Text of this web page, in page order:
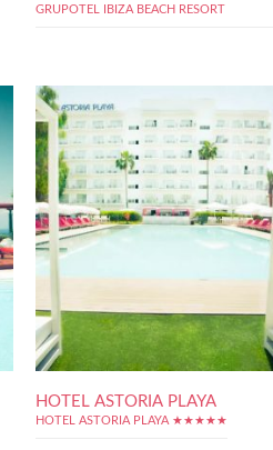
GRUPOTEL IBIZA BEACH RESORT
HOTEL ASTORIA PLAYA
HOTEL ASTORIA PLAYA ★★★★★